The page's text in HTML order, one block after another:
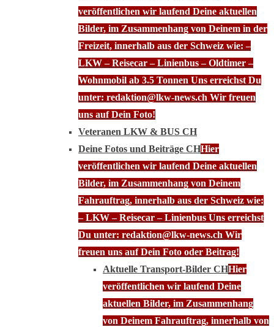
veröffentlichen wir laufend Deine aktuellen
Bilder, im Zusammenhang von Deinem in der
Freizeit, innerhalb aus der Schweiz wie: –
LKW – Reisecar – Linienbus – Oldtimer –
Wohnmobil ab 3.5 Tonnen Uns erreichst Du
unter: redaktion@lkw-news.ch Wir freuen
uns auf Dein Foto!
Veteranen LKW & BUS CH
Deine Fotos und Beiträge CHHier
veröffentlichen wir laufend Deine aktuellen
Bilder, im Zusammenhang von Deinem
Fahrauftrag, innerhalb aus der Schweiz wie:
– LKW – Reisecar – Linienbus Uns erreichst
Du unter: redaktion@lkw-news.ch Wir
freuen uns auf Dein Foto oder Beitrag!
Aktuelle Transport-Bilder CHHier
veröffentlichen wir laufend Deine
aktuellen Bilder, im Zusammenhang
von Deinem Fahrauftrag, innerhalb von